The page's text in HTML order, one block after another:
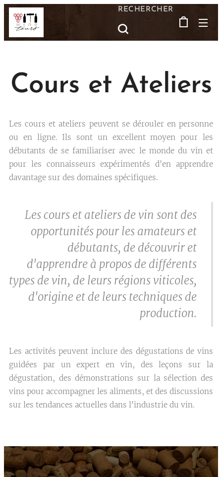
RECHERCHER
Cours et Ateliers
Les cours et ateliers peuvent se dérouler en personne
ou en ligne. Ils sont un excellent moyen pour les
débutants de se familiariser avec le monde du vin et
pour les connaisseurs expérimentés d'en apprendre
davantage sur des domaines spécifiques.
Les cours et ateliers de vin sont des
opportunités pour les amateurs et
débutants, de découvrir et
d'apprendre à propos de différents
types de vin, de leurs régions viticoles,
d'origine et de leurs techniques de
production.
Les activités peuvent inclure des dégustations de vins
guidées par un expert en vin, des leçons sur la
dégustation, des démonstrations sur la sélection des
vins pour accompagner les aliments, et des discussions
sur les tendances actuelles dans l'industrie du vin.